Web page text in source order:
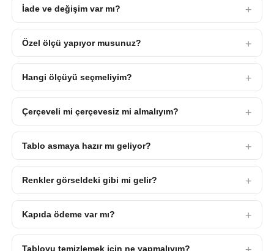
İade ve değişim var mı?
Özel ölçü yapıyor musunuz?
Hangi ölçüyü seçmeliyim?
Çerçeveli mi çerçevesiz mi almalıyım?
Tablo asmaya hazır mı geliyor?
Renkler görseldeki gibi mi gelir?
Kapıda ödeme var mı?
Tabloyu temizlemek için ne yapmalıyım?